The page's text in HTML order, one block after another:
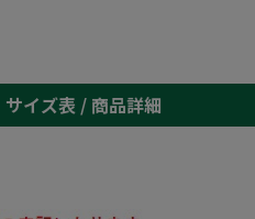
サイズ表 / 商品詳細